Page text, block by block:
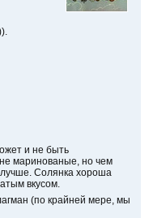
и не быть
маринованые, но чем
Солянка хороша
вкусом.
(по крайней мере, мы